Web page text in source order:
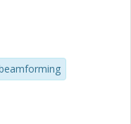
to minimize the
the
of any form of
the optimal
ABN beamforming